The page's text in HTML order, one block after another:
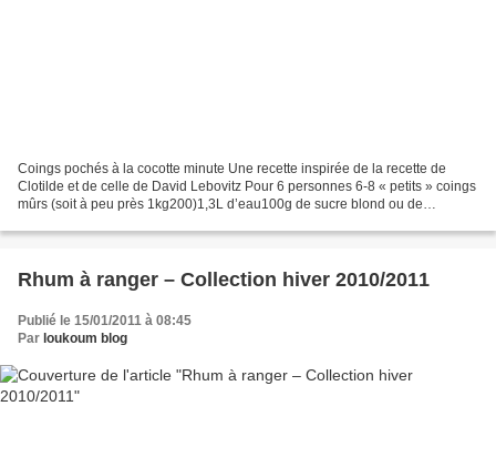
Coings pochés à la cocotte minute Une recette inspirée de la recette de
Clotilde et de celle de David Lebovitz Pour 6 personnes 6-8 « petits » coings
mûrs (soit à peu près 1kg200)1,3L d’eau100g de sucre blond ou de
Rhum à ranger – Collection hiver 2010/2011
Publié le 15/01/2011 à 08:45
Par loukoum blog